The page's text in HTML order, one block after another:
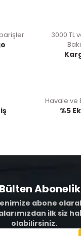
3000 TL
Havale ve
%5
Abonelik
abone
ilk siz
olabilirsiniz.